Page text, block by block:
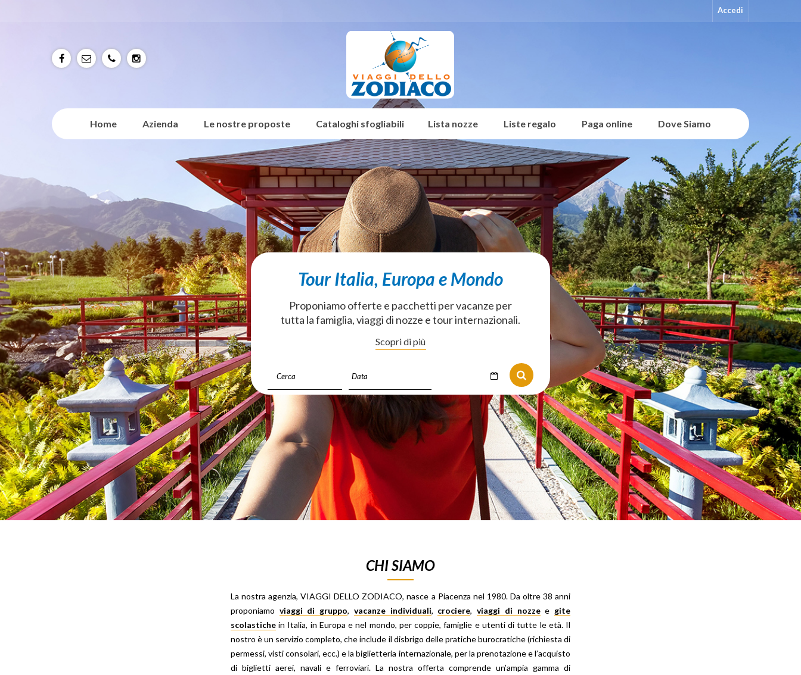
Accedi
f e p p
Home Azienda Le nostre proposte Cataloghi sfogliabili Lista nozze Liste regalo Paga online Dove Siamo
Tour Italia, Europa e Mondo
Proponiamo offerte e pacchetti per vacanze per
tutta la famiglia, viaggi di nozze e tour internazionali.
Scopri di più
CHI SIAMO
La nostra agenzia, VIAGGI DELLO ZODIACO, nasce a Piacenza nel 1980. Da oltre 38 anni
proponiamo viaggi di gruppo, vacanze individuali, crociere,viaggi di nozzee gite
scolastiche in Italia, in Europa e nel mondo, per coppie, famiglie e utenti di tutte le età. Il
nostro è un servizio completo, che include il disbrigo delle pratiche burocratiche (richiesta di
permessi, visti consolari, ecc.) e la biglietteria internazionale, per la prenotazione e l’acquisto
di biglietti aerei, navali e ferroviari. La nostra offerta comprende un’ampia gamma di